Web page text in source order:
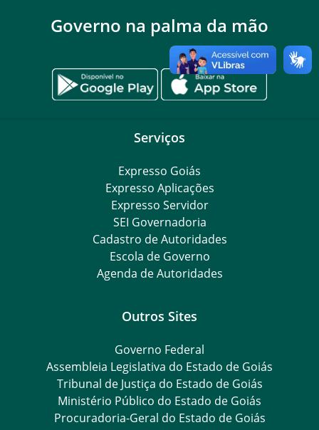
Governo na palma da mão
Serviços
Expresso Goiás
Expresso Aplicações
Expresso Servidor
SEI Governadoria
Cadastro de Autoridades
Escola de Governo
Agenda de Autoridades
Outros Sites
Governo Federal
Assembleia Legislativa do Estado de Goiás
Tribunal de Justiça do Estado de Goiás
Ministério Público do Estado de Goiás
Procuradoria-Geral do Estado de Goiás